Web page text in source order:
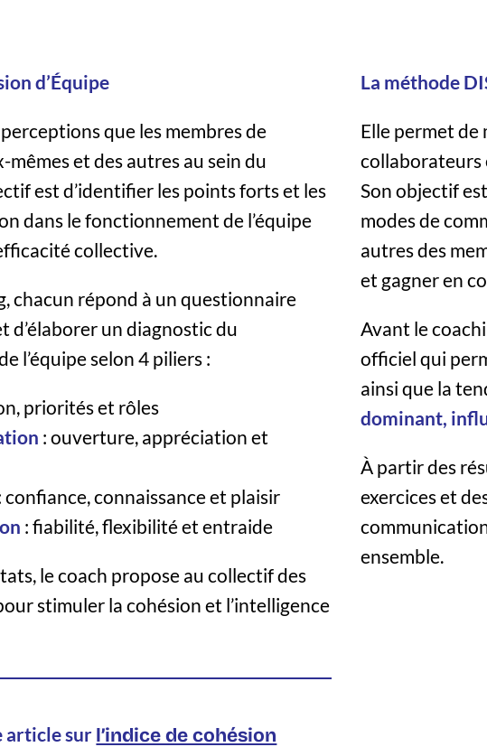
d’Équipe
que les membres de
mêmes et des autres au sein du
est d’identifier les points forts et les
dans le fonctionnement de l’équipe
collective.
chacun répond à un questionnaire
d’élaborer un diagnostic du
l’équipe selon 4 piliers :
priorités et rôles
: ouverture, appréciation et
confiance, connaissance et plaisir
: fiabilité, flexibilité et entraide
le coach propose au collectif des
stimuler la cohésion et l’intelligence
article sur l’indice de cohésion
La méthode
Elle permet de
collaborateurs
Son objectif
modes de
autres des
et gagner en
Avant le
officiel qui
ainsi que la
dominant,
À partir des
exercices et
ensemble.